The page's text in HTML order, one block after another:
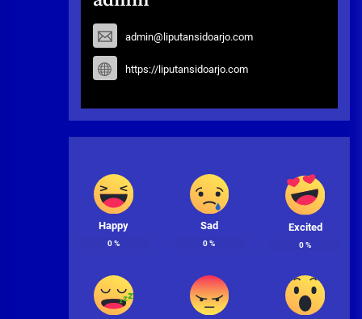
admin@liputansidoarjo.com
https://liputansidoarjo.com
Happy
0%
Sad
0%
Excited
0%